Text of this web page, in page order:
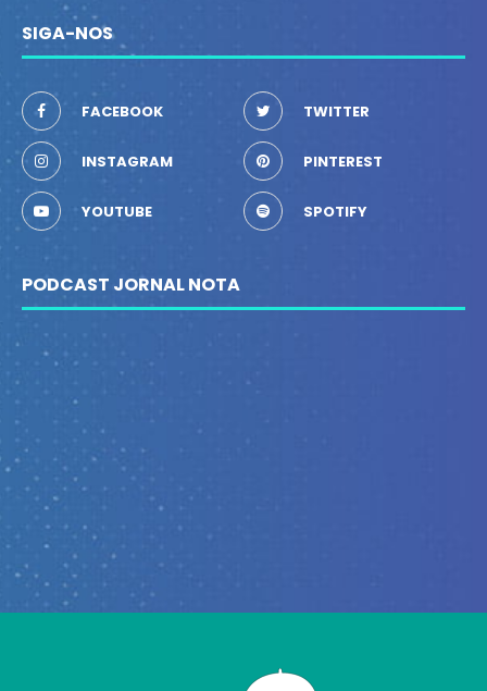
SIGA-NOS
FACEBOOK TWITTER
INSTAGRAM PINTEREST
YOUTUBE SPOTIFY
PODCAST JORNAL NOTA